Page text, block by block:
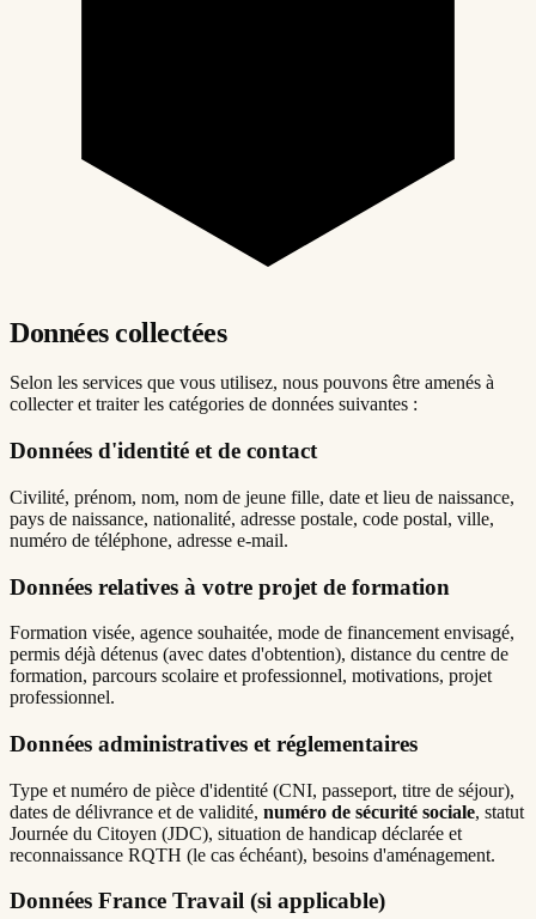
Données collectées
Selon les services que vous utilisez, nous pouvons être amenés à
collecter et traiter les catégories de données suivantes :
Données d'identité et de contact
Civilité, prénom, nom, nom de jeune fille, date et lieu de naissance,
pays de naissance, nationalité, adresse postale, code postal, ville,
numéro de téléphone, adresse e-mail.
Données relatives à votre projet de formation
Formation visée, agence souhaitée, mode de financement envisagé,
permis déjà détenus (avec dates d'obtention), distance du centre de
formation, parcours scolaire et professionnel, motivations, projet
professionnel.
Données administratives et réglementaires
Type et numéro de pièce d'identité (CNI, passeport, titre de séjour),
dates de délivrance et de validité, numéro de sécurité sociale, statut
Journée du Citoyen (JDC), situation de handicap déclarée et
reconnaissance RQTH (le cas échéant), besoins d'aménagement.
Données France Travail (si applicable)